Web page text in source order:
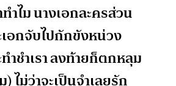
ำไม นางเอกละครส่วน
อกจับไปกักขังหน่วง
ำชำเรา ลงท้ายก็ตกหลุม
ไม่ว่าจะเป็นจำเลยรัก